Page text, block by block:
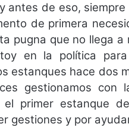
antes de eso,
de primera
pugna que no llega
en la política
estanques hace dos
gestionamos
el primer estanque
gestiones y por